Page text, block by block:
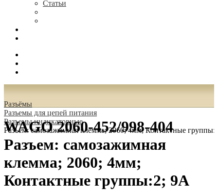
Статьи
Разъёмы
Разъeмы для цепей питания
Разъемы индикаторные
Разъем: самозажимная клемма; 2060; 4мм; Контактные
WAGO 2060-452/998-404
Разъем: самозажимная
клемма; 2060; 4мм;
Контактные группы:2; 9А